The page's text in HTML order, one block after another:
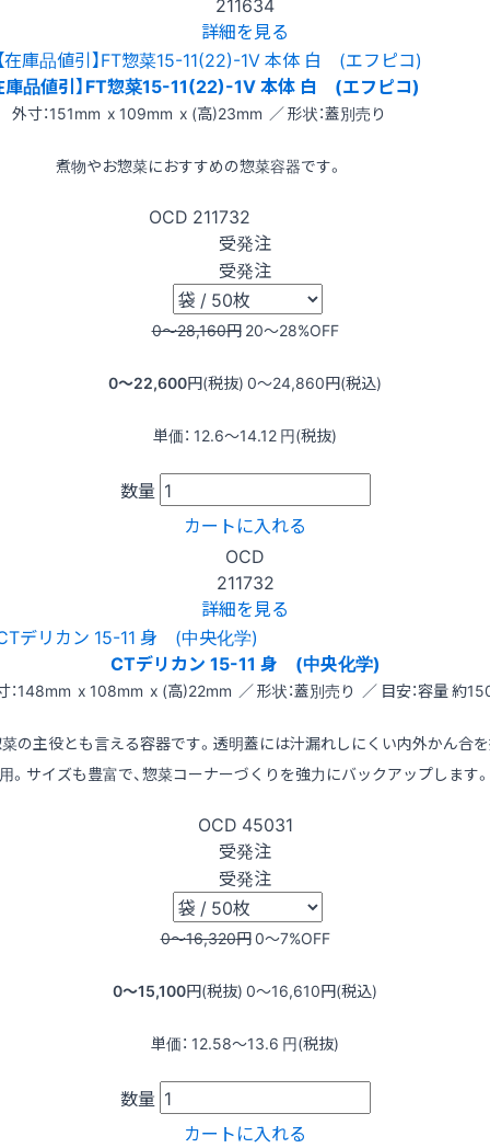
詳細を見る
庫品値引】FT惣菜15-11(22)-1V 本体 白 (エフピコ)
外寸：151mm x 109mm x (高)23mm ／ 形状：蓋別売り
煮物やお惣菜におすすめの惣菜容器です。
OCD 211732
受発注
受発注
0〜28,160円 20〜28%OFF
0〜22,600円(税抜) 0〜24,860円(税込)
単価： 12.6〜14.12 円(税抜)
数量
カートに入れる
OCD
211732
詳細を見る
CTデリカン 15-11 身 (中央化学)
：148mm x 108mm x (高)22mm ／ 形状：蓋別売り ／ 目安：容量 約
の主役とも言える容器です。透明蓋には汁漏れしにくい内外かん合
用。サイズも豊富で、惣菜コーナーづくりを強力にバックアップします。
OCD 45031
受発注
受発注
0〜16,320円0〜7%OFF
0〜15,100円(税抜) 0〜16,610円(税込)
単価： 12.58〜13.6 円(税抜)
数量
カートに入れる